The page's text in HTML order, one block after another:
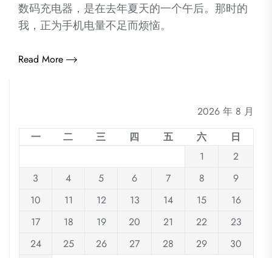
数码充电器，是在去年夏天的一个午后。那时的
我，正为手机电量不足而烦恼。
Read More
2026 年 8 月
一
二 三 四 五 六
日
1
2
3
4 5 6 7 8
9
10
11 12 13 14 15
16
17
18 19 20 21 22
23
24
25 26 27 28 29
30